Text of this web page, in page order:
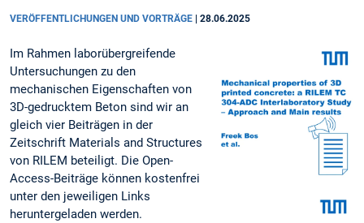
VERÖFFENTLICHUNGEN UND VORTRÄGE 28.06.2025
Im Rahmen laborübergreifende
Untersuchungen zu den
mechanischen Eigenschaften von
3D-gedrucktem Beton sind wir an
gleich vier Beiträgen in der
Zeitschrift Materials and Structures
von RILEM beteiligt. Die Open-
Access-Beiträge können kostenfrei
unter den jeweiligen Links
heruntergeladen werden.